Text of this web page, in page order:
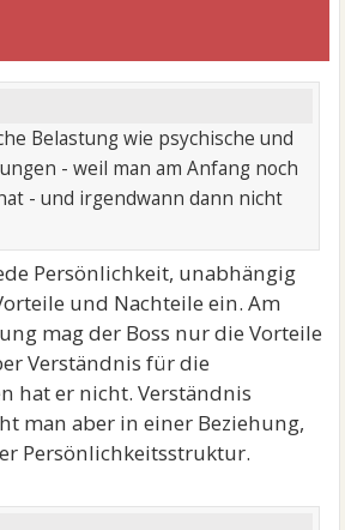
Belastung wie psychische und
- weil man am Anfang noch
- und irgendwann dann nicht
Persönlichkeit, unabhängig
und Nachteile ein. Am
mag der Boss nur die Vorteile
Verständnis für die
hat er nicht. Verständnis
man aber in einer Beziehung,
Persönlichkeitsstruktur.